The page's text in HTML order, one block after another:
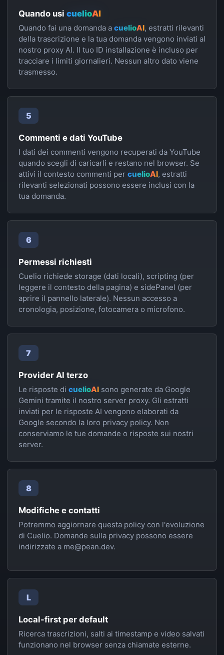
Quando usi cuelioAI
Quando fai una domanda a cuelioAI, estratti rilevanti
della trascrizione e la tua domanda vengono inviati al
nostro proxy AI. Il tuo ID installazione è incluso per
tracciare i limiti giornalieri. Nessun altro dato viene
trasmesso.
5
Commenti e dati YouTube
I dati dei commenti vengono recuperati da YouTube
quando scegli di caricarli e restano nel browser. Se
attivi il contesto commenti per cuelioAI, estratti
rilevanti selezionati possono essere inclusi con la
tua domanda.
6
Permessi richiesti
Cuelio richiede storage (dati locali), scripting (per
leggere il contesto della pagina) e sidePanel (per
aprire il pannello laterale). Nessun accesso a
cronologia, posizione, fotocamera o microfono.
7
Provider AI terzo
Le risposte di cuelioAI sono generate da Google
Gemini tramite il nostro server proxy. Gli estratti
inviati per le risposte AI vengono elaborati da
Google secondo la loro privacy policy. Non
conserviamo le tue domande o risposte sui nostri
server.
8
Modifiche e contatti
Potremmo aggiornare questa policy con l'evoluzione
di Cuelio. Domande sulla privacy possono essere
indirizzate a me@pean.dev.
L
Local-first per default
Ricerca trascrizioni, salti ai timestamp e video salvati
funzionano nel browser senza chiamate esterne.